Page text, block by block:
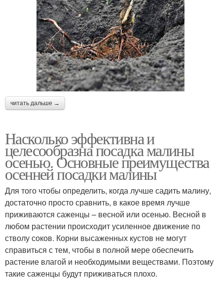
читать дальше →
Насколько эффективна и
целесообразна посадка малины
осенью. Основные преимущества
осенней посадки малины
Для того чтобы определить, когда лучше садить малину,
достаточно просто сравнить, в какое время лучше
приживаются саженцы – весной или осенью. Весной в
любом растении происходит усиленное движение по
стволу соков. Корни высаженных кустов не могут
справиться с тем, чтобы в полной мере обеспечить
растение влагой и необходимыми веществами. Поэтому
такие саженцы будут приживаться плохо.